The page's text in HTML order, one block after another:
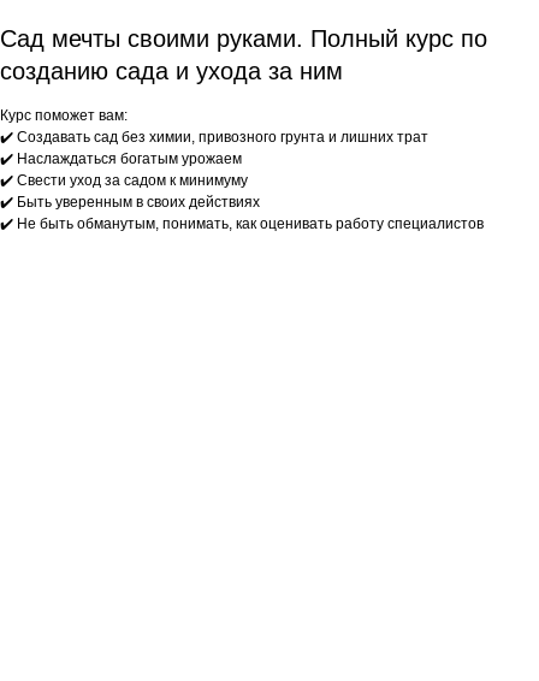
Сад мечты своими руками. Полный курс по
созданию сада и ухода за ним
Курс поможет вам:
✔️ Создавать сад без химии, привозного грунта и лишних трат
✔️ Наслаждаться богатым урожаем
✔️ Свести уход за садом к минимуму
✔️ Быть уверенным в своих действиях
✔️ Не быть обманутым, понимать, как оценивать работу специалистов